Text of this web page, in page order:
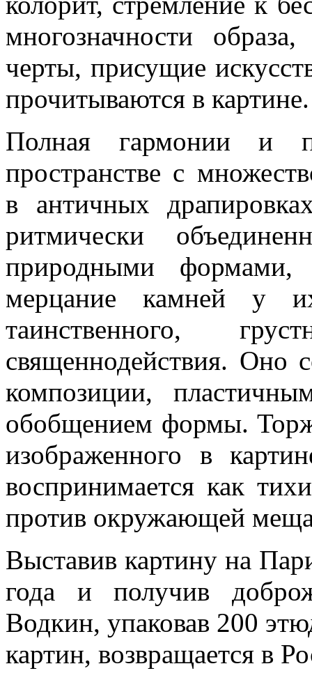
многозначности
черты, присущие
прочитываются в
Полная гармонии и
пространстве с
в античных
ритмически
природными формами,
мерцание камней у
таинственного,
священнодействия. Оно
композиции,
обобщением формы.
изображенного в
воспринимается как
против окружающей
Выставив картину на
года и получив
Водкин, упаковав 200
картин, возвращается в